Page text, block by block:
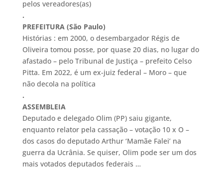
pelos vereadores(as)
.
PREFEITURA (São Paulo)
Histórias : em 2000, o desembargador Régis de
Oliveira tomou posse, por quase 20 dias, no lugar do
afastado – pelo Tribunal de Justiça – prefeito Celso
Pitta. Em 2022, é um ex-juiz federal – Moro – que
não decola na política
.
ASSEMBLEIA
Deputado e delegado Olim (PP) saiu gigante,
enquanto relator pela cassação – votação 10 x O –
dos casos do deputado Arthur ‘Mamãe Falei’ na
guerra da Ucrânia. Se quiser, Olim pode ser um dos
mais votados deputados federais …